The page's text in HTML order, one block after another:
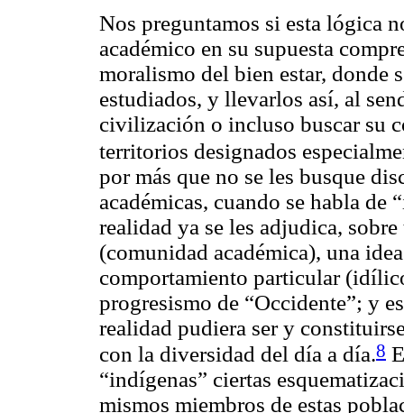
Nos preguntamos si esta lógica
académico en su supuesta
moralismo del bien estar, donde
estudiados, y llevarlos así, al
civilización o incluso buscar su
territorios designados
por más que no se les busque
académicas, cuando se habla
realidad ya se les adjudica,
(comunidad académica), una
comportamiento particular
progresismo de “Occidente”; y
realidad pudiera ser y
con la diversidad del día a día.8
“indígenas” ciertas
mismos miembros de estas